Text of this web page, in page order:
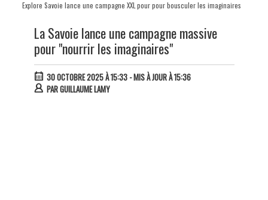
Explore Savoie lance une campagne XXL pour pour bousculer les imaginaires
La Savoie lance une campagne massive
pour "nourrir les imaginaires"
30 OCTOBRE 2025 À 15:33- MIS À JOUR À 15:36
PARGUILLAUME LAMY